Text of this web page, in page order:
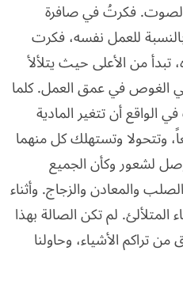
الصوت. فكرتُ في صافرة
للعمل نفسه، فكرت
من الأعلى حيث يتلألأ
الغوص في عمق العمل. كلما
الواقع أن تتغير المادية
وتتحولا وتستهلك كل منهما
لشعور وكأن الجميع
والمعادن والزجاج. وأثناء
المتلألئ. لم تكن الصالة بهذا
تراكم الأشياء، وحاولنا